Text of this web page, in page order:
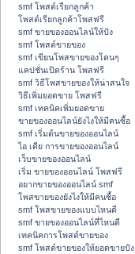
smf โพสต์เรียกลูกค้า
โพสต์เรียกลูกค้าโพสฟรี
smf ขายของออนไลน์ให้ปัง
smf โพสต์ขายของ
smf เขียนโพสขายของโดนๆ
แคปชั่นเปิดร้าน โพสฟรี
smf วิธีโพสขายของให้น่าสนใจ
วิธีเพิ่มยอดขาย โพสฟรี
smf เทคนิคเพิ่มยอดขาย
ขายของออนไลน์ยังไงให้มีคนซื้อ
smf เริ่มต้นขายของออนไลน์
ไอ เดีย การขายของออนไลน์
เว็บขายของออนไลน์
เริ่ม ขายของออนไลน์ โพสฟรี
อยากขายของออนไลน์ smf
โพสขายของยังไงให้มีคนซื้อ
smf โพสขายของแบบไหนดี
smf ขายของออนไลน์ที่ไหนดี
เทคนิคการโพสต์ขายของ
smf โพสต์ขายของให้ยอดขายปัง